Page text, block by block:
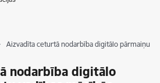
Aizvadīta ceturtā nodarbība digitālo pārmaiņu
nodarbība digitālo